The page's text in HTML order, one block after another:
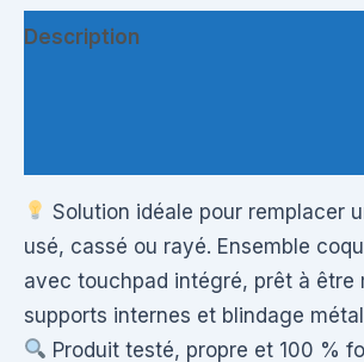
Description
Solution idéale pour remplacer
usé, cassé ou rayé. Ensemble
avec touchpad intégré, prêt à être
supports internes et blindage
Produit testé, propre et 100 %